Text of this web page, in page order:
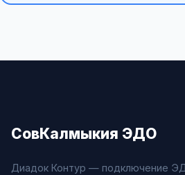
СовКалмыкия ЭДО
Диадок Контур — подключение